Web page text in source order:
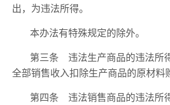
出，为违法所得。
本办法有特殊规定的除外。
第三条 违法生产商品的违法所
全部销售收入扣除生产商品的原材料
第四条 违法销售商品的违法所